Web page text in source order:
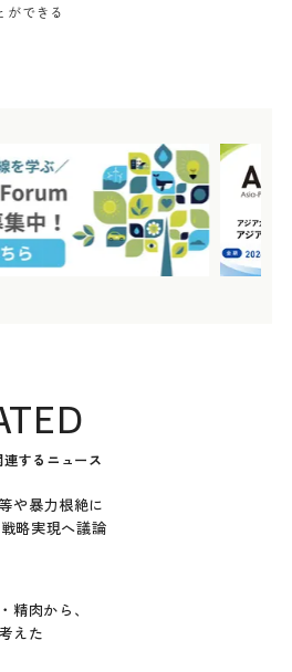
ができる
連するニュース
や暴力根絶に
略実現へ議論
精肉から、
えた